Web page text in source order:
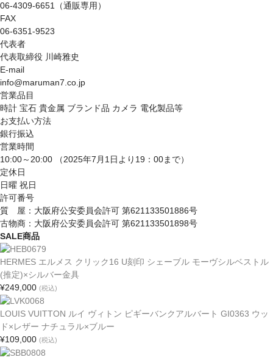
06-4309-6651（通販専用）
FAX
06-6351-9523
代表者
代表取締役 川崎雅史
E-mail
info@maruman7.co.jp
営業品目
時計 宝石 貴金属 ブランド品 カメラ 電化製品等
お支払い方法
銀行振込
営業時間
10:00～20:00 （2025年7月1日より19：00まで）
定休日
日曜 祝日
許可番号
質 屋：大阪府公安委員会許可 第621133501886号
古物商：大阪府公安委員会許可 第621133501898号
SALE商品
HERMES エルメス クリック16 U刻印 シェーブル モーヴシルベストル
(推定)×シルバー金具
¥249,000 (税込)
LOUIS VUITTON ルイ ヴィトン ピギーバンクアルバート GI0363 ウッ
ド×レザー ナチュラル×ブルー
¥109,000 (税込)